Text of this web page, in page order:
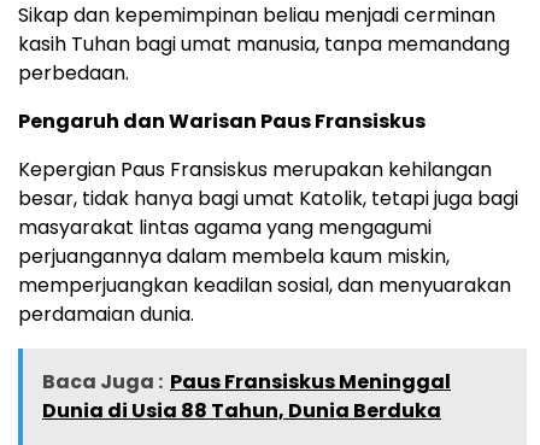
Sikap dan kepemimpinan beliau menjadi cerminan
kasih Tuhan bagi umat manusia, tanpa memandang
perbedaan.
Pengaruh dan Warisan Paus Fransiskus
Kepergian Paus Fransiskus merupakan kehilangan
besar, tidak hanya bagi umat Katolik, tetapi juga bagi
masyarakat lintas agama yang mengagumi
perjuangannya dalam membela kaum miskin,
memperjuangkan keadilan sosial, dan menyuarakan
perdamaian dunia.
Baca Juga : Paus Fransiskus Meninggal
Dunia di Usia 88 Tahun, Dunia Berduka